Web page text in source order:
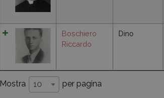
Boschiero
Riccardo
Dino
Mostra 10 per pagina